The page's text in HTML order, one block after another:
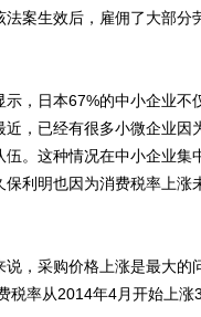
案生效后，雇佣了大部
日本67%的中小企业不
，已经有很多小微企业因
。这种情况在中小企业集
利明也因为消费税率上涨
采购价格上涨是最大的
率从2014年4月开始上涨